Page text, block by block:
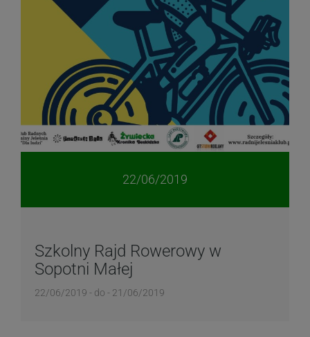
22/06/2019
Szkolny Rajd Rowerowy w
Sopotni Małej
22/06/2019 - do - 21/06/2019